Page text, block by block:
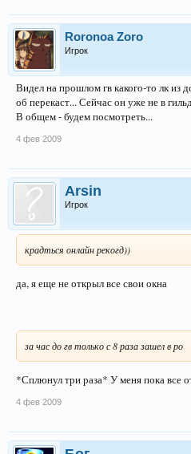
Roronoa Zoro
Игрок
Видел на прошлом гв какого-то лк из
об перекаст... Сейчас он уже не в
В общем - будем посмотреть...
4 фев 2009
Arsin
Игрок
крадться онлайн рекогд))
да, я еще не открыл все свои окна
за час до гв только с 8 раза зашел в ро
*Сплюнул три раза* У меня пока все
4 фев 2009